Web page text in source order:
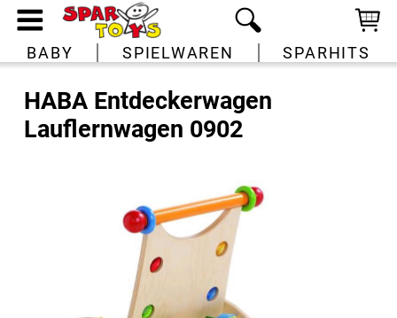
BABY SPIELWAREN SPARHITS
HABA Entdeckerwagen
Lauflernwagen 0902